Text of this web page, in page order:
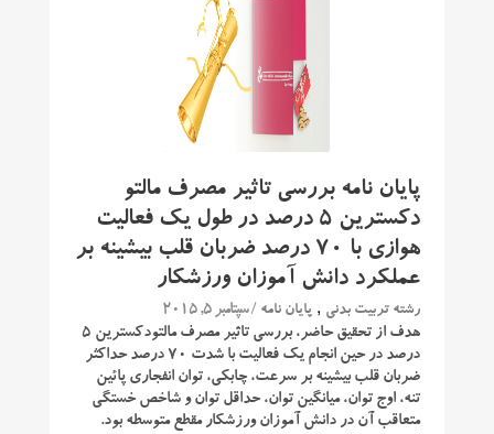
پایان نامه بررسی تاثیر مصرف مالتو
دکسترین ۵ درصد در طول یک فعالیت
هوازی با ۷۰ درصد ضربان قلب بیشینه بر
عملکرد دانش آموزان ورزشکار
رشته تربیت بدنی , پایان نامه / سپتامبر 5, 2015
هدف از تحقیق حاضر، بررسی تاثیر مصرف مالتودکسترین ۵
درصد در حین انجام یک فعالیت با شدت ۷۰ درصد حداکثر
ضربان قلب بیشینه بر سرعت، چابکی، توان انفجاری پائین
تنه، اوج توان، میانگین توان، حداقل توان و شاخص خستگی
متعاقب آن در دانش آموزان ورزشکار مقطع متوسطه بود.